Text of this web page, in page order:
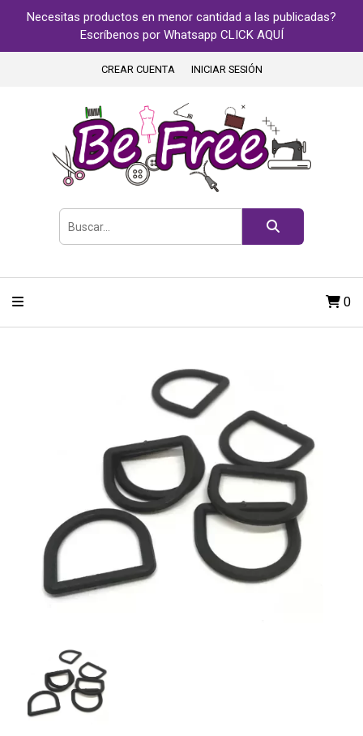
Necesitas productos en menor cantidad a las publicadas?
Escríbenos por Whatsapp CLICK AQUÍ
CREAR CUENTA INICIAR SESIÓN
0